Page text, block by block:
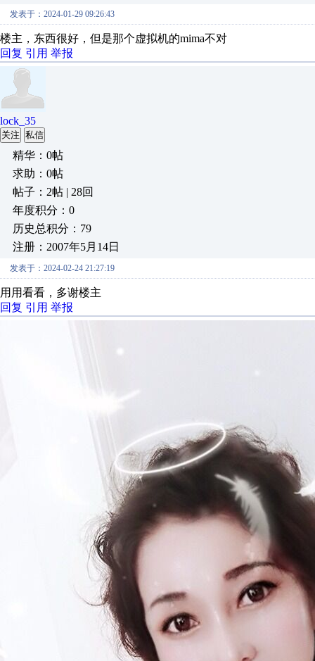
发表于：2024-01-29 09:26:43
楼主，东西很好，但是那个虚拟机的mima不对
回复 引用 举报
lock_35
关注 私信
精华：0帖
求助：0帖
帖子：2帖 | 28回
年度积分：0
历史总积分：79
注册：2007年5月14日
发表于：2024-02-24 21:27:19
用用看看，多谢楼主
回复 引用 举报